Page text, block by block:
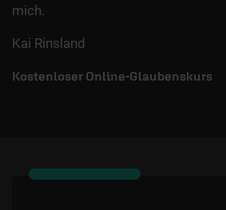
mich.
Kai Rinsland
Kostenloser Online-Glaubenskurs